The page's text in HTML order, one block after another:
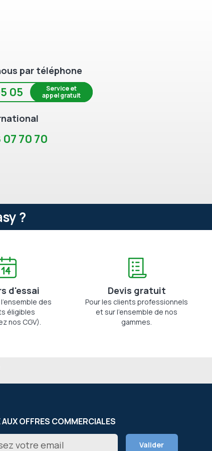
par téléphone
05
Service et
appel gratuit
70 70
?
d'essai
des
éligibles
nos CGV).
Devis gratuit
Pour les clients professionnels
et sur l'ensemble de nos
gammes.
OFFRES COMMERCIALES
Valider